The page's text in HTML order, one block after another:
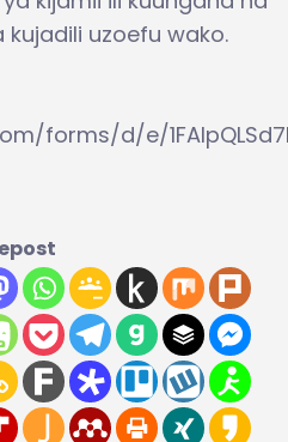
uzoefu wako.
forms/d/e/